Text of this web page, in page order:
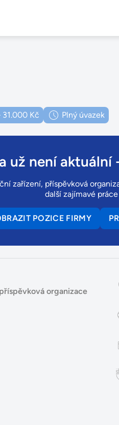
Kč Plný úvazek
už není aktuální
zařízení, příspěvková
další zajímavé
POZICE FIRMY
organizace